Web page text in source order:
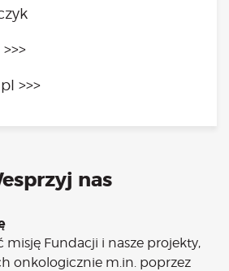
>>>
nas
misję Fundacji i nasze projekty,
onkologicznie m.in. poprzez